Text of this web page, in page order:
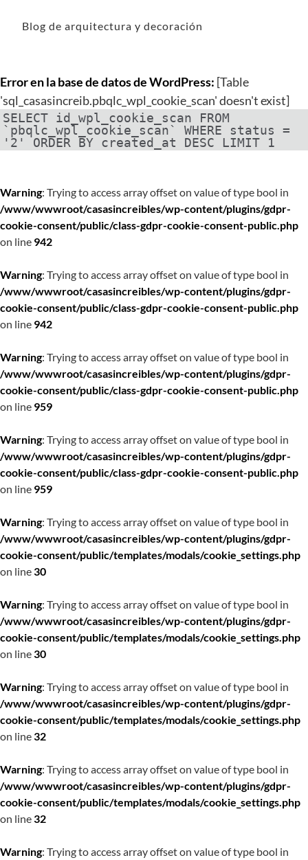
Blog de arquitectura y decoración
Error en la base de datos de WordPress: [Table
'sql_casasincreib.pbqlc_wpl_cookie_scan' doesn't exist]
SELECT id_wpl_cookie_scan FROM
`pbqlc_wpl_cookie_scan` WHERE status =
'2' ORDER BY created_at DESC LIMIT 1
Warning: Trying to access array offset on value of type bool in
/www/wwwroot/casasincreibles/wp-content/plugins/gdpr-
cookie-consent/public/class-gdpr-cookie-consent-public.php
on line 942
Warning: Trying to access array offset on value of type bool in
/www/wwwroot/casasincreibles/wp-content/plugins/gdpr-
cookie-consent/public/class-gdpr-cookie-consent-public.php
on line 942
Warning: Trying to access array offset on value of type bool in
/www/wwwroot/casasincreibles/wp-content/plugins/gdpr-
cookie-consent/public/class-gdpr-cookie-consent-public.php
on line 959
Warning: Trying to access array offset on value of type bool in
/www/wwwroot/casasincreibles/wp-content/plugins/gdpr-
cookie-consent/public/class-gdpr-cookie-consent-public.php
on line 959
Warning: Trying to access array offset on value of type bool in
/www/wwwroot/casasincreibles/wp-content/plugins/gdpr-
cookie-consent/public/templates/modals/cookie_settings.php
on line30
Warning: Trying to access array offset on value of type bool in
/www/wwwroot/casasincreibles/wp-content/plugins/gdpr-
cookie-consent/public/templates/modals/cookie_settings.php
on line30
Warning: Trying to access array offset on value of type bool in
/www/wwwroot/casasincreibles/wp-content/plugins/gdpr-
cookie-consent/public/templates/modals/cookie_settings.php
on line32
Warning: Trying to access array offset on value of type bool in
/www/wwwroot/casasincreibles/wp-content/plugins/gdpr-
cookie-consent/public/templates/modals/cookie_settings.php
on line32
Warning: Trying to access array offset on value of type bool in